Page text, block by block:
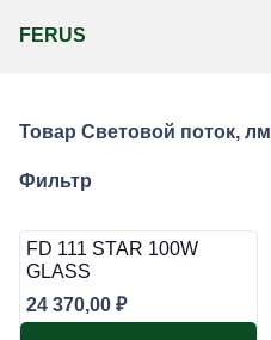
FERUS
Товар Световой поток, лм
Фильтр
FD 111 STAR 100W
GLASS
24 370,00 ₽